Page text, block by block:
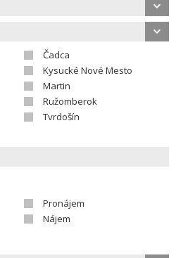
Čadca
Kysucké Nové Mesto
Martin
Ružomberok
Tvrdošín
Pronájem
Nájem